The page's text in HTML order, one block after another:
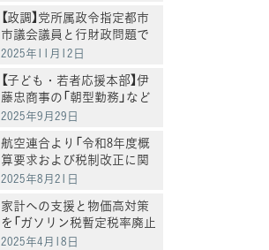
【政調】党所属政令指定都市
市議会議員と行財政問題で
懇談
2025年11月12日
【子ども・若者応援本部】伊
藤忠商事の「朝型勤務」など
働き方改革の取組を視察、
殺対策の課題を意見交換
2025年9月29日
航空連合より「令和8年度概
算要求および税制改正に関
する要請」を受け意見交換
2025年8月21日
家計への支援と物価高対策
を「ガソリン税暫定税率廃止
法案」「軽油引取税暫定税率
2025年4月18日